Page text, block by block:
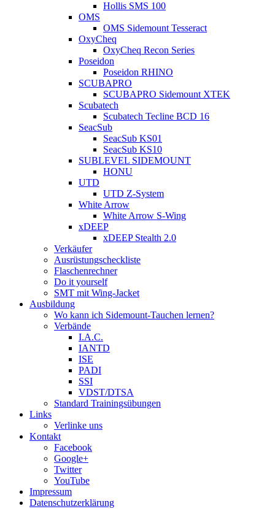
Hollis SMS 100
OMS
OMS Sidemount Tesseract
OxyCheq
OxyCheq Recon Series
Poseidon
Poseidon RHINO
SCUBAPRO
SCUBAPRO Sidemount XTEK
Scubatech
Scubatech Tecline BCD 16
SeacSub
SeacSub KS01
SeacSub KS10
SUBLEVEL SIDEMOUNT
HONU
UTD
UTD Z-System
White Arrow
White Arrow S-Wing
xDEEP
xDEEP Stealth 2.0
Verkäufer
Ausrüstungscheckliste
Flaschenrechner
Do it yourself
SMT mit Wing-Jacket
Ausbildung
Wo kann ich Sidemount-Tauchen lernen?
Verbände
I.A.C.
IANTD
ISE
PADI
SSI
VDST/DTSA
Standard Trainingsübungen
Links
Verlinke uns
Kontakt
Facebook
Google+
Twitter
YouTube
Impressum
Datenschutzerklärung